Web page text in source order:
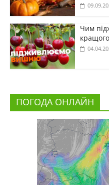
Чим
ПОГОДА ОНЛАЙН